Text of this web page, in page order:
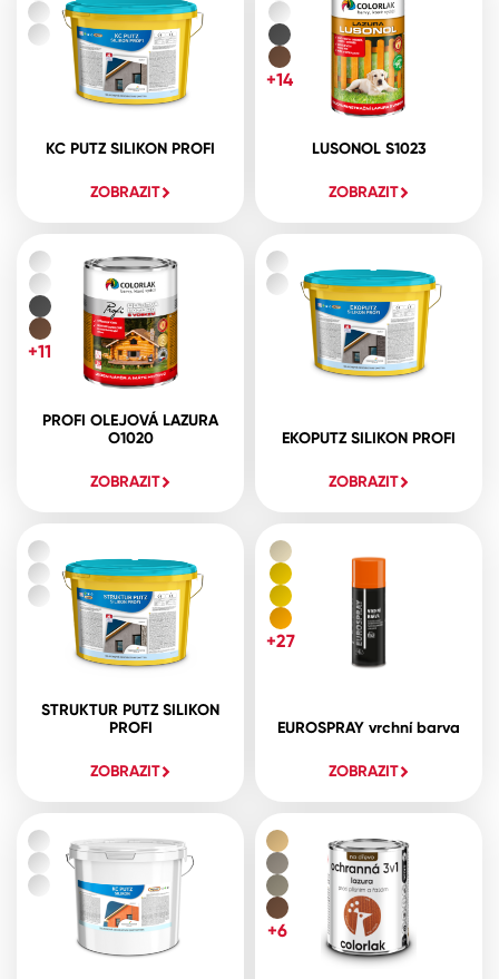
KC PUTZ SILIKON PROFI
ZOBRAZIT
LUSONOL S1023
ZOBRAZIT
+14
PROFI OLEJOVÁ LAZURA
O1020
ZOBRAZIT
+11
EKOPUTZ SILIKON PROFI
ZOBRAZIT
STRUKTUR PUTZ SILIKON
PROFI
ZOBRAZIT
EUROSPRAY vrchní barva
ZOBRAZIT
+27
+6